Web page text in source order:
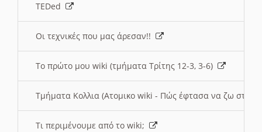
TEDed
Οι τεχνικές που μας άρεσαν!!
Το πρώτο μου wiki (τμήματα Τρίτης 12-3, 3-6)
Τμήματα Κολλια (Ατομικο wiki - Πώς έφτασα να ζω στην
Τι περιμένουμε από το wiki;